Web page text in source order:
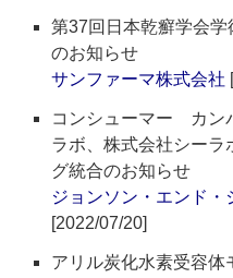
第37回日本乾癬学会学
のお知らせ
サンファーマ株式会社
コンシューマー カン
ラボ、株式会社シーラ
グ統合のお知らせ
ジョンソン・エンド・
[2022/07/20]
アリル炭化水素受容